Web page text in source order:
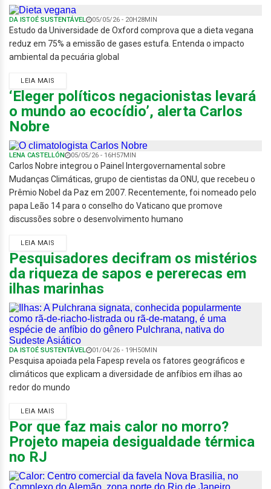
DA ISTOÉ SUSTENTÁVEL 05/05/26 - 20H28MIN
Estudo da Universidade de Oxford comprova que a dieta vegana
reduz em 75% a emissão de gases estufa. Entenda o impacto
ambiental da pecuária global
LEIA MAIS
‘Eleger políticos negacionistas levará
o mundo ao ecocídio’, alerta Carlos
Nobre
LENA CASTELLÓN 05/05/26 - 16H57MIN
Carlos Nobre integrou o Painel Intergovernamental sobre
Mudanças Climáticas, grupo de cientistas da ONU, que recebeu o
Prêmio Nobel da Paz em 2007. Recentemente, foi nomeado pelo
papa Leão 14 para o conselho do Vaticano que promove
discussões sobre o desenvolvimento humano
LEIA MAIS
Pesquisadores decifram os mistérios
da riqueza de sapos e pererecas em
ilhas marinhas
DA ISTOÉ SUSTENTÁVEL 01/04/26 - 19H50MIN
Pesquisa apoiada pela Fapesp revela os fatores geográficos e
climáticos que explicam a diversidade de anfíbios em ilhas ao
redor do mundo
LEIA MAIS
Por que faz mais calor no morro?
Projeto mapeia desigualdade térmica
no RJ